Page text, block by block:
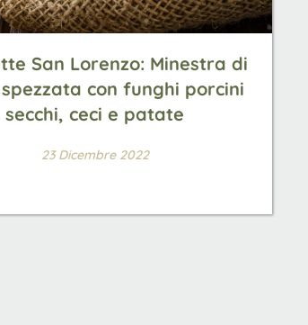
San Lorenzo: Minestra di
con funghi porcini
secchi, ceci e patate
23 Dicembre 2022